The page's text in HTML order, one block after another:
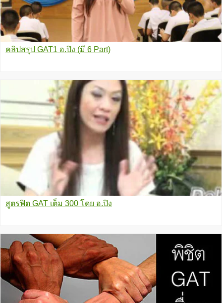
คลิปสรุป GAT1 อ.ปิง (มี 6 Part)
สูตรฟิต GAT เต็ม 300 โดย อ.ปิง